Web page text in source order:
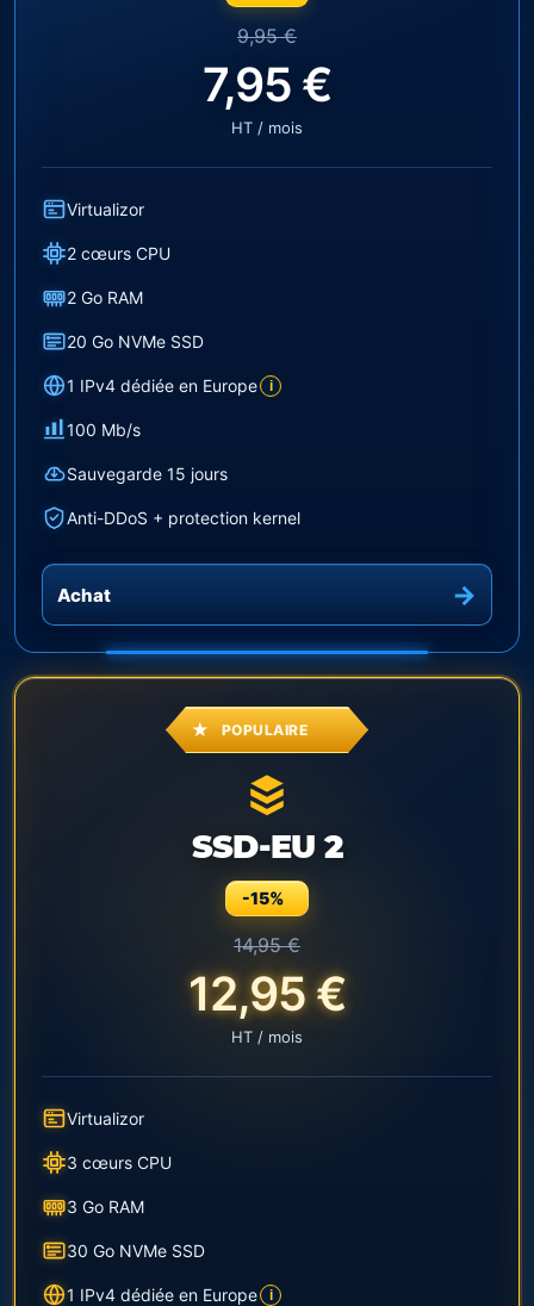
9,95 €
7,95 €
HT / mois
Virtualizor
2 cœurs CPU
2 Go RAM
20 Go NVMe SSD
1 IPv4 dédiée en Europe i
100 Mb/s
Sauvegarde 15 jours
Anti-DDoS + protection kernel
Achat
POPULAIRE
SSD-EU 2
-15%
14,95 €
12,95 €
HT / mois
Virtualizor
3 cœurs CPU
3 Go RAM
30 Go NVMe SSD
1 IPv4 dédiée en Europe i